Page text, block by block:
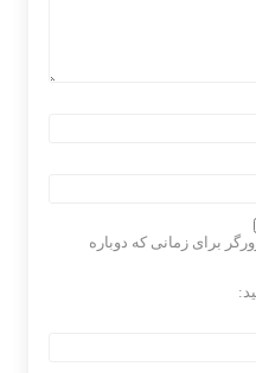
برای زمانی که دوباره